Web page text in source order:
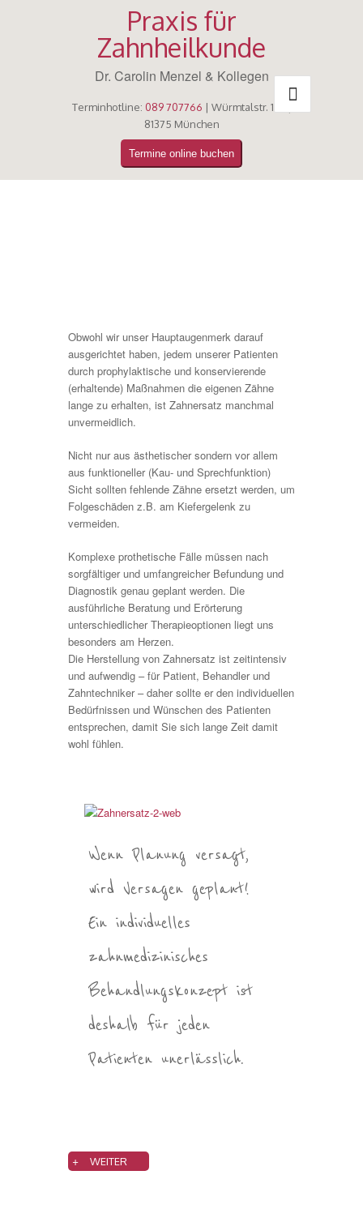
Praxis für
Zahnheilkunde
Dr. Carolin Menzel & Kollegen
Terminhotline: 089 707766 | Würmtalstr. 132 |
81375 München
Termine online buchen
Obwohl wir unser Hauptaugenmerk darauf
ausgerichtet haben, jedem unserer Patienten
durch prophylaktische und konservierende
(erhaltende) Maßnahmen die eigenen Zähne
lange zu erhalten, ist Zahnersatz manchmal
unvermeidlich.
Nicht nur aus ästhetischer sondern vor allem
aus funktioneller (Kau- und Sprechfunktion)
Sicht sollten fehlende Zähne ersetzt werden, um
Folgeschäden z.B. am Kiefergelenk zu
vermeiden.
Komplexe prothetische Fälle müssen nach
sorgfältiger und umfangreicher Befundung und
Diagnostik genau geplant werden. Die
ausführliche Beratung und Erörterung
unterschiedlicher Therapieoptionen liegt uns
besonders am Herzen.
Die Herstellung von Zahnersatz ist zeitintensiv
und aufwendig – für Patient, Behandler und
Zahntechniker – daher sollte er den individuellen
Bedürfnissen und Wünschen des Patienten
entsprechen, damit Sie sich lange Zeit damit
wohl fühlen.
Wenn Planung versagt,
wird Versagen geplant!
Ein individuelles
zahnmedizinisches
Behandlungskonzept ist
deshalb für jeden
Patienten unerlässlich.
+ WEITER